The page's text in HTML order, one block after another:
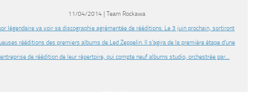
11/04/2014 | Team Rockawa
légendaire va voir sa discographie agrémentée de rééditions. Le 3 juin prochain, sortiront
rééditions des premiers albums de Led Zeppelin. Il s’agira de la première étape d’une
de réédition de leur répertoire, qui compte neuf albums studio, orchestrée par…